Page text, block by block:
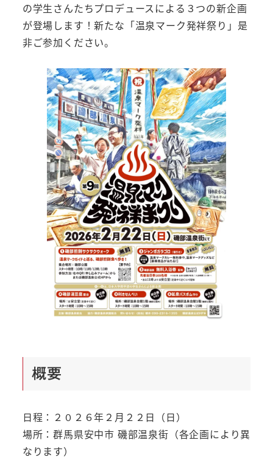
の学生さんたちプロデュースによる３つの新企画
が登場します！新たな「温泉マーク発祥祭り」是
非ご参加ください。
概要
日程：２０２６年２月２２日（日）
場所：群馬県安中市 磯部温泉街（各企画により異
なります）